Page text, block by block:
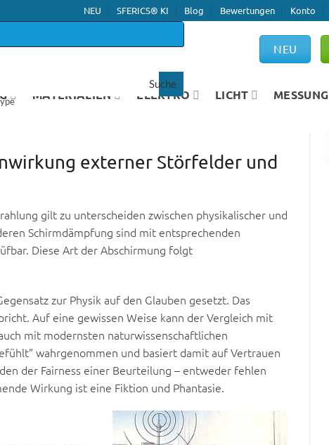
NEU SFERICS® KI Blog Bewertungen Konto
Suche
NEU
MATERIALIEN ELEKTRO LICHT MESSUNG
externer Störfelder und
gilt zu unterscheiden zwischen physikalischer und
Schirmdämpfung sind mit entsprechenden
Diese Art der Abschirmung folgt
zur Physik auf den Glauben gesetzt. Das
Auf eine gewissen Weise kann der Vergleich mit
mit modernsten naturwissenschaftlichen
wahrgenommen und basiert damit auf Vertrauen
der Fairness einer Beurteilung – entweder fehlen
Wirkung ist eine Fiktion und Phantasie.